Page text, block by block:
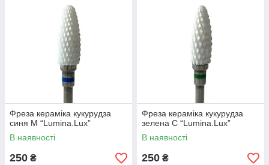
Фреза кераміка кукурудза
синя М “Lumina.Lux”
В наявності
250 ₴
Фреза кераміка кукурудза
зелена С “Lumina.Lux”
В наявності
250 ₴